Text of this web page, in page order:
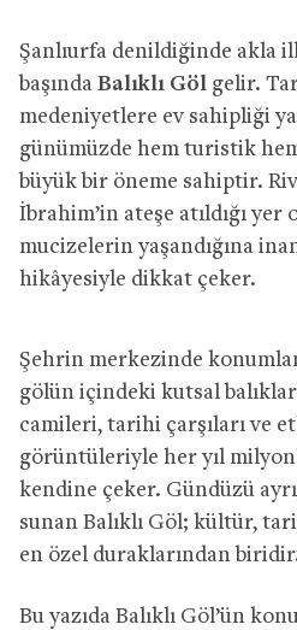
Şanlıurfa denildiğinde akla
başında Balıklı Göl gelir.
medeniyetlere ev sahipliği
günümüzde hem turistik
büyük bir öneme sahiptir.
İbrahim’in ateşe atıldığı yer
mucizelerin yaşandığına
hikâyesiyle dikkat çeker.
Şehrin merkezinde
gölün içindeki kutsal
camileri, tarihi çarşıları ve
görüntüleriyle her yıl
kendine çeker. Gündüzü
sunan Balıklı Göl; kültür,
en özel duraklarından
Bu yazıda Balıklı Göl’ün